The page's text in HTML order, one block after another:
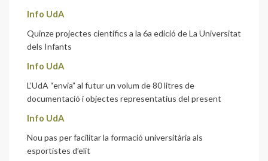
Info UdA
Quinze projectes científics a la 6a edició de La Universitat
dels Infants
Info UdA
L’UdA “envia” al futur un volum de 80 litres de
documentació i objectes representatius del present
Info UdA
Nou pas per facilitar la formació universitària als
esportistes d’elit